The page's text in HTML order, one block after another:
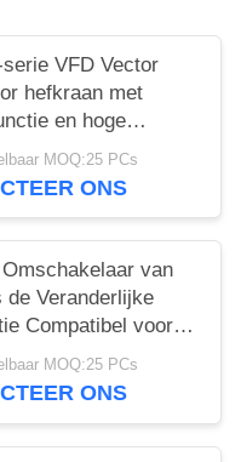
VFD Vector
hefkraan met
en hoge
MOQ:25 PCs
ONS
van
de Veranderlijke
Compatibel voor
MOQ:25 PCs
ONS